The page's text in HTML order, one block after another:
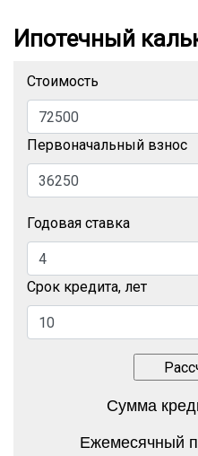
Ипотечный
Стоимость
Первоначальный взнос
Годовая ставка
Срок кредита, лет
Сумма
Ежемесячный